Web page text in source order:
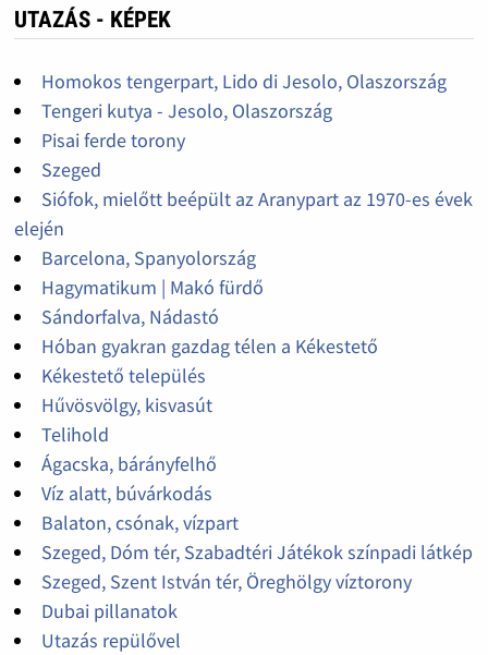
UTAZÁS - KÉPEK
Homokos tengerpart, Lido di Jesolo, Olaszország
Tengeri kutya - Jesolo, Olaszország
Pisai ferde torony
Szeged
Siófok, mielőtt beépült az Aranypart az 1970-es évek
elején
Barcelona, Spanyolország
Hagymatikum | Makó fürdő
Sándorfalva, Nádastó
Hóban gyakran gazdag télen a Kékestető
Kékestető település
Hűvösvölgy, kisvasút
Telihold
Ágacska, bárányfelhő
Víz alatt, búvárkodás
Balaton, csónak, vízpart
Szeged, Dóm tér, Szabadtéri Játékok színpadi látkép
Szeged, Szent István tér, Öreghölgy víztorony
Dubai pillanatok
Utazás repülővel